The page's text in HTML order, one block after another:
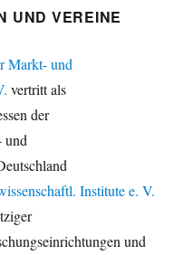
UND VEREINE
Markt- und
vertritt als
der
und
Institute e. V.
und